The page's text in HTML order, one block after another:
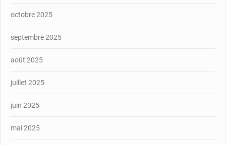
octobre 2025
septembre 2025
août 2025
juillet 2025
juin 2025
mai 2025